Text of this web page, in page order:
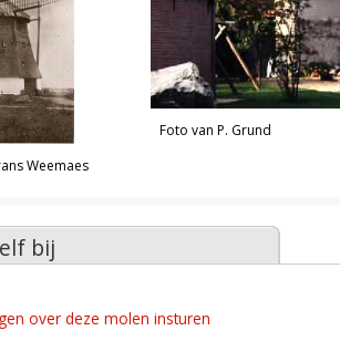
Weemaes
Foto van P. Grund
bij
over deze molen insturen